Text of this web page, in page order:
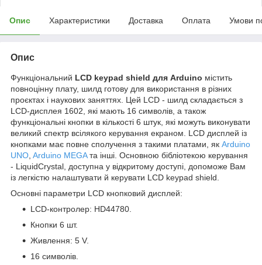
Опис Характеристики Доставка Оплата Умови
Опис
Функціональний LCD keypad shield для Arduino містить
повноцінну плату, шилд готову для використання в різних
проєктах і наукових заняттях. Цей LCD - шилд складається з
LCD-дисплея 1602, які мають 16 символів, а також
функціональні кнопки в кількості 6 штук, які можуть виконувати
великий спектр всілякого керування екраном. LCD дисплей із
кнопками має повне сполучення з такими платами, як Arduino
UNO Arduino MEGAта інші. Основною бібліотекою керування
- LiquidCrystal, доступна у відкритому доступі, допоможе Вам
із легкістю налаштувати й керувати LCD keypad shield.
Основні параметри LCD кнопковий дисплей:
LCD-контролер: HD44780.
Кнопки 6 шт.
Живлення: 5 V.
16 символів.